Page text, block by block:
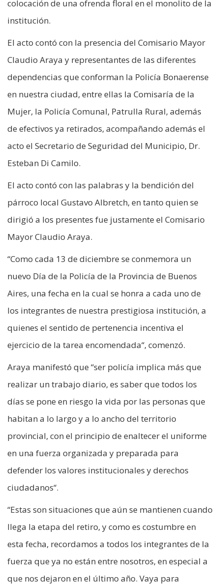
colocación de una ofrenda floral en el monolito de la
institución.
El acto contó con la presencia del Comisario Mayor
Claudio Araya y representantes de las diferentes
dependencias que conforman la Policía Bonaerense
en nuestra ciudad, entre ellas la Comisaría de la
Mujer, la Policía Comunal, Patrulla Rural, además
de efectivos ya retirados, acompañando además el
acto el Secretario de Seguridad del Municipio, Dr.
Esteban Di Camilo.
El acto contó con las palabras y la bendición del
párroco local Gustavo Albretch, en tanto quien se
dirigió a los presentes fue justamente el Comisario
Mayor Claudio Araya.
“Como cada 13 de diciembre se conmemora un
nuevo Día de la Policía de la Provincia de Buenos
Aires, una fecha en la cual se honra a cada uno de
los integrantes de nuestra prestigiosa institución, a
quienes el sentido de pertenencia incentiva el
ejercicio de la tarea encomendada“, comenzó.
Araya manifestó que “ser policía implica más que
realizar un trabajo diario, es saber que todos los
días se pone en riesgo la vida por las personas que
habitan a lo largo y a lo ancho del territorio
provincial, con el principio de enaltecer el uniforme
en una fuerza organizada y preparada para
defender los valores institucionales y derechos
ciudadanos“.
“Estas son situaciones que aún se mantienen cuando
llega la etapa del retiro, y como es costumbre en
esta fecha, recordamos a todos los integrantes de la
fuerza que ya no están entre nosotros, en especial a
que nos dejaron en el último año. Vaya para